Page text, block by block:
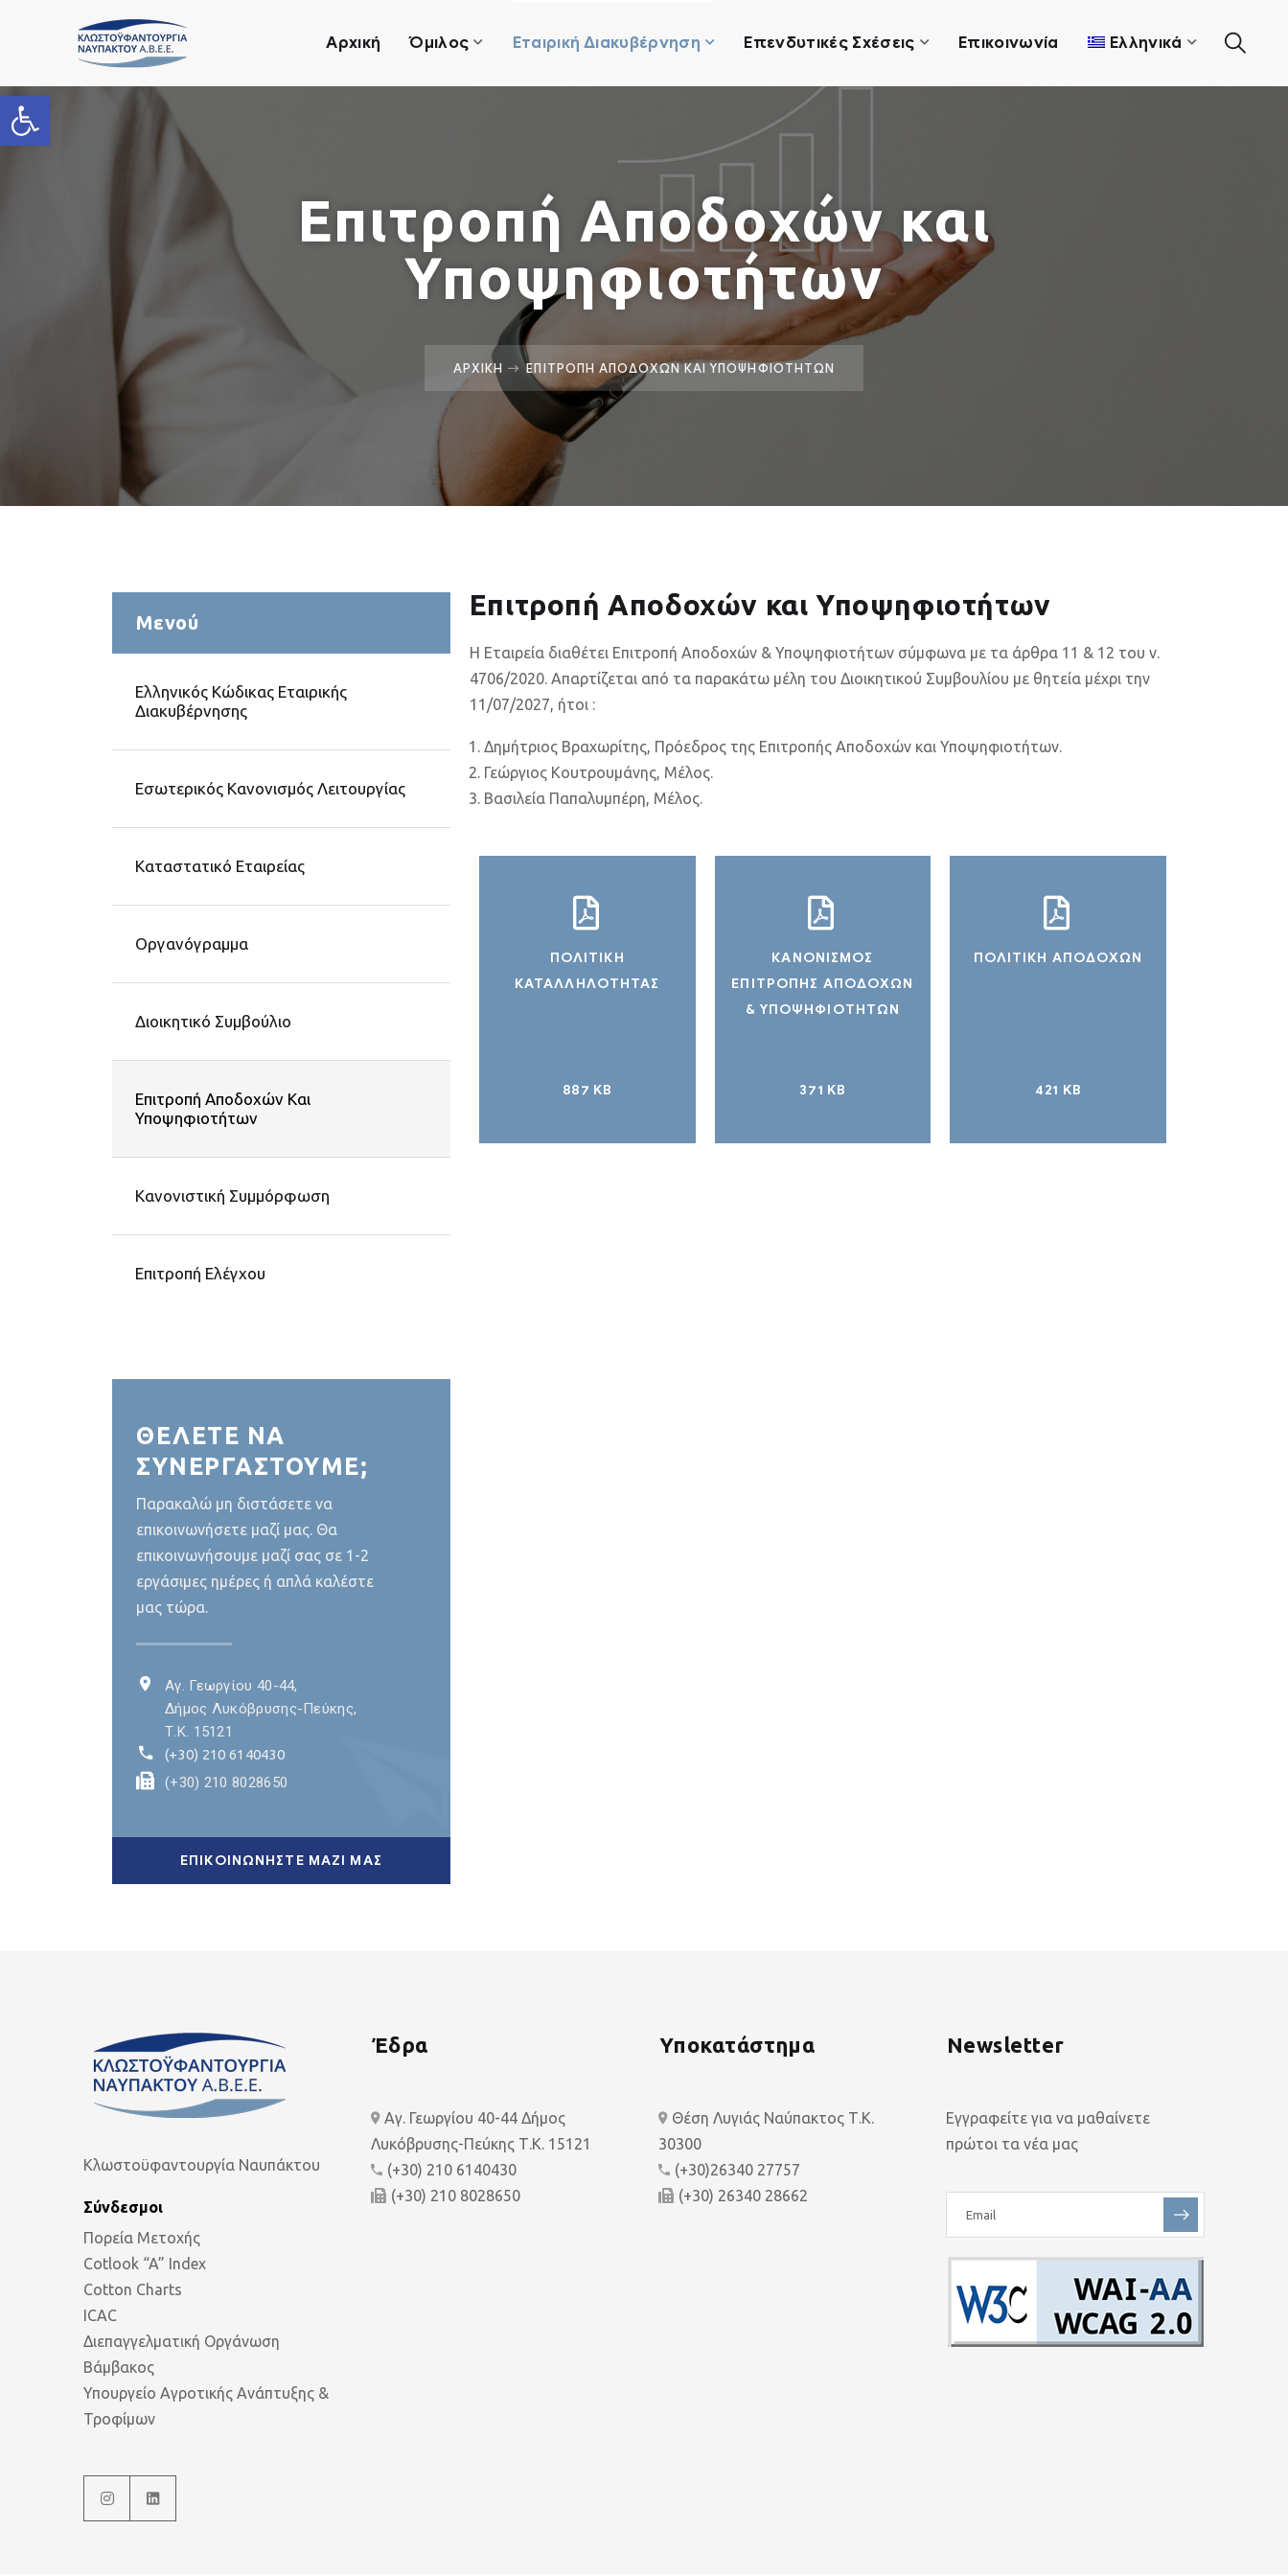
Ανοίξτε τη γραμμή εργαλείων
Αρχική Όμιλος Εταιρική Διακυβέρνηση Επενδυτικές Σχέσεις Επικοινωνία Ελληνικά
Επιτροπή Αποδοχών και
Υποψηφιοτήτων
ΑΡΧΙΚΗ ΕΠΙΤΡΟΠΗ ΑΠΟΔΟΧΩΝ ΚΑΙ ΥΠΟΨΗΦΙΟΤΗΤΩΝ
Μενού
Ελληνικός Κώδικας Εταιρικής
Διακυβέρνησης
Εσωτερικός Κανονισμός Λειτουργίας
Καταστατικό Εταιρείας
Οργανόγραμμα
Διοικητικό Συμβούλιο
Επιτροπή Αποδοχών Και
Υποψηφιοτήτων
Κανονιστική Συμμόρφωση
Επιτροπή Ελέγχου
ΘΕΛΕΤΕ ΝΑ
ΣΥΝΕΡΓΑΣΤΟΥΜΕ;
Παρακαλώ μη διστάσετε να
επικοινωνήσετε μαζί μας. Θα
επικοινωνήσουμε μαζί σας σε 1-2
εργάσιμες ημέρες ή απλά καλέστε
μας τώρα.
Αγ. Γεωργίου 40-44,
Δήμος Λυκόβρυσης-Πεύκης,
Τ.Κ. 15121
(+30) 210 6140430
(+30) 210 8028650
ΕΠΙΚΟΙΝΩΝΗΣΤΕ ΜΑΖΙ ΜΑΣ
Επιτροπή Αποδοχών και Υποψηφιοτήτων
Η Εταιρεία διαθέτει Επιτροπή Αποδοχών & Υποψηφιοτήτων σύμφωνα με τα άρθρα 11 & 12 του ν.
4706/2020. Απαρτίζεται από τα παρακάτω μέλη του Διοικητικού Συμβουλίου με θητεία μέχρι την
11/07/2027, ήτοι :
Δημήτριος Βραχωρίτης, Πρόεδρος της Επιτροπής Αποδοχών και Υποψηφιοτήτων.
Γεώργιος Κουτρουμάνης, Μέλος.
Βασιλεία Παπαλυμπέρη, Μέλος.
ΠΟΛΙΤΙΚΗ
ΚΑΤΑΛΛΗΛΟΤΗΤΑΣ
887 KB
ΚΑΝΟΝΙΣΜΟΣ
ΕΠΙΤΡΟΠΗΣ ΑΠΟΔΟΧΩΝ
& ΥΠΟΨΗΦΙΟΤΗΤΩΝ
371 KB
ΠΟΛΙΤΙΚΗ ΑΠΟΔΟΧΩΝ
421 KB
Κλωστοϋφαντουργία Ναυπάκτου
Σύνδεσμοι
Πορεία Μετοχής
Cotlook “A” Index
Cotton Charts
ICAC
Διεπαγγελματική Οργάνωση
Βάμβακος
Υπουργείο Αγροτικής Ανάπτυξης &
Τροφίμων
Έδρα
Αγ. Γεωργίου 40-44 Δήμος
Λυκόβρυσης-Πεύκης Τ.Κ. 15121
(+30) 210 6140430
(+30) 210 8028650
Υποκατάστημα
Θέση Λυγιάς Ναύπακτος Τ.Κ.
30300
(+30)26340 27757
(+30) 26340 28662
Newsletter
Εγγραφείτε για να μαθαίνετε
πρώτοι τα νέα μας